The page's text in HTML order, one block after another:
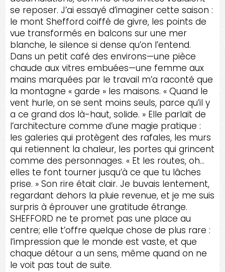
se reposer. J’ai essayé d’imaginer cette saison :
le mont Shefford coiffé de givre, les points de
vue transformés en balcons sur une mer
blanche, le silence si dense qu’on l’entend.
Dans un petit café des environs—une pièce
chaude aux vitres embuées—une femme aux
mains marquées par le travail m’a raconté que
la montagne « garde » les maisons. « Quand le
vent hurle, on se sent moins seuls, parce qu’il y
a ce grand dos là-haut, solide. » Elle parlait de
l’architecture comme d’une magie pratique :
les galeries qui protègent des rafales, les murs
qui retiennent la chaleur, les portes qui grincent
comme des personnages. « Et les routes, oh…
elles te font tourner jusqu’à ce que tu lâches
prise. » Son rire était clair. Je buvais lentement,
regardant dehors la pluie revenue, et je me suis
surpris à éprouver une gratitude étrange.
SHEFFORD ne te promet pas une place au
centre; elle t’offre quelque chose de plus rare :
l’impression que le monde est vaste, et que
chaque détour a un sens, même quand on ne
le voit pas tout de suite.